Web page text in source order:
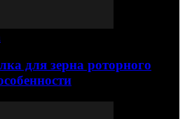
для зерна роторного